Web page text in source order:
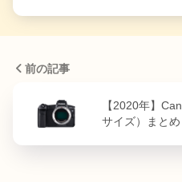
前の記事
【2020年】
サイズ）まとめ